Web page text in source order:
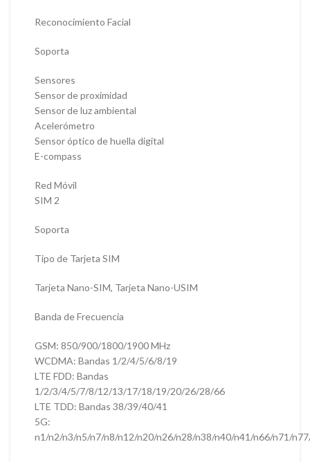
Reconocimiento Facial
Soporta
Sensores
Sensor de proximidad
Sensor de luz ambiental
Acelerómetro
Sensor óptico de huella digital
E-compass
Red Móvil
SIM 2
Soporta
Tipo de Tarjeta SIM
Tarjeta Nano-SIM, Tarjeta Nano-USIM
Banda de Frecuencia
GSM: 850/900/1800/1900 MHz
WCDMA: Bandas 1/2/4/5/6/8/19
LTE FDD: Bandas
1/2/3/4/5/7/8/12/13/17/18/19/20/26/28/66
LTE TDD: Bandas 38/39/40/41
5G:
n1/n2/n3/n5/n7/n8/n12/n20/n26/n28/n38/n40/n41/n66/n71/